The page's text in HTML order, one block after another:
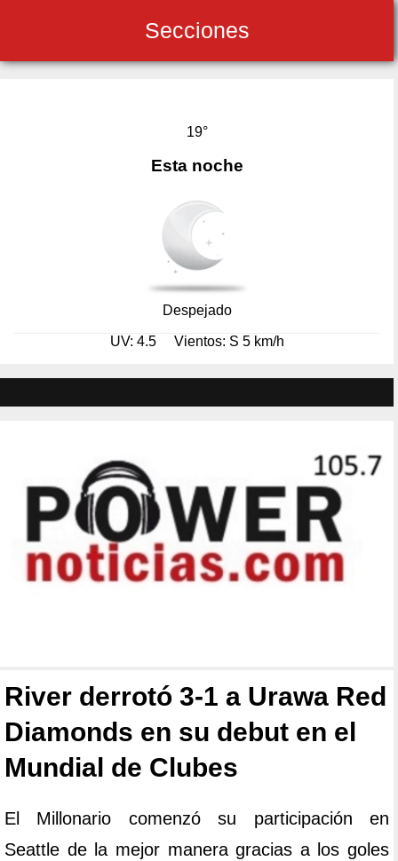
Secciones
19°
Esta noche
Despejado
UV: 4.5 Vientos: S 5 km/h
River derrotó 3-1 a Urawa Red
Diamonds en su debut en el
Mundial de Clubes
El Millonario comenzó su participación en
Seattle de la mejor manera gracias a los goles